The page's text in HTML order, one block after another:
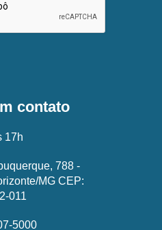
contato
17h
788 -
MG CEP:
011
5000